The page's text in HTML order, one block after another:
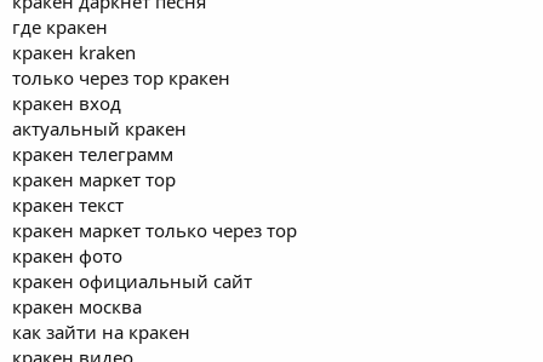
где кракен
кракен kraken
только через тор кракен
кракен вход
актуальный кракен
кракен телеграмм
кракен маркет тор
кракен текст
кракен маркет только через тор
кракен фото
кракен официальный сайт
кракен москва
как зайти на кракен
кракен видео